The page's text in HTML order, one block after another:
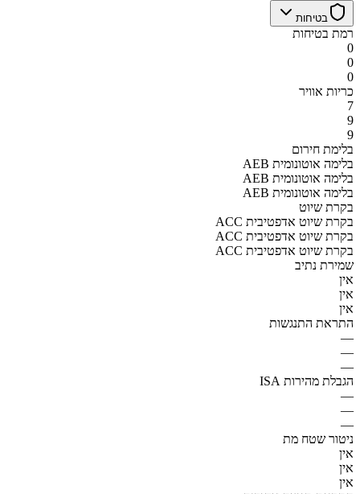
בטיחות
רמת בטיחות
0
0
0
כריות אוויר
7
9
9
בלימת חירום
AEB בלימה אוטונומית
AEB בלימה אוטונומית
AEB בלימה אוטונומית
בקרת שיוט
ACC בקרת שיוט אדפטיבית
ACC בקרת שיוט אדפטיבית
ACC בקרת שיוט אדפטיבית
שמירת נתיב
אין
אין
אין
התראת התנגשות
—
—
—
הגבלת מהירות ISA
—
—
—
ניטור שטח מת
אין
אין
אין